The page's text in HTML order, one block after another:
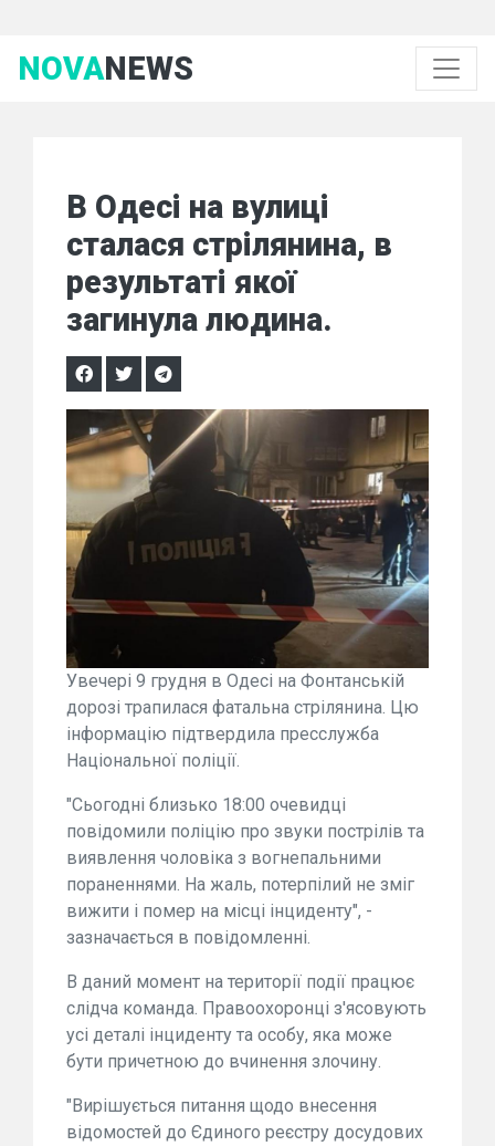
NOVANEWS
В Одесі на вулиці
сталася стрілянина, в
результаті якої
загинула людина.
Увечері 9 грудня в Одесі на Фонтанській
дорозі трапилася фатальна стрілянина. Цю
інформацію підтвердила пресслужба
Національної поліції.
"Сьогодні близько 18:00 очевидці
повідомили поліцію про звуки пострілів та
виявлення чоловіка з вогнепальними
пораненнями. На жаль, потерпілий не зміг
вижити і помер на місці інциденту", -
зазначається в повідомленні.
В даний момент на території події працює
слідча команда. Правоохоронці з'ясовують
усі деталі інциденту та особу, яка може
бути причетною до вчинення злочину.
"Вирішується питання щодо внесення
відомостей до Єдиного реєстру досудових